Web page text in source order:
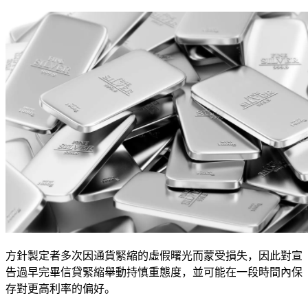
方針製定者多次因通貨緊縮的虛假曙光而蒙受損失，因此對宣
告過早完畢信貸緊縮舉動持慎重態度，並可能在一段時間內保
存對更高利率的偏好。